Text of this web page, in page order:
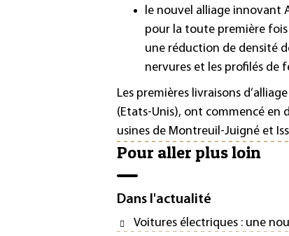
le nouvel alliage innovant
pour la toute première fois
une réduction de densité
nervures et les profilés de
Les premières livraisons
(Etats-Unis), ont commencé en
usines de Montreuil-Juigné et
Pour aller plus loin
Dans l'actualité
Voitures électriques : une